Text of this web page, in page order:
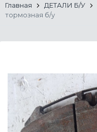
Главная ДЕТАЛИ Б/У
тормозная б/у